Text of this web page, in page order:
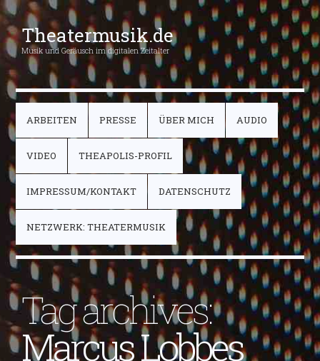
Theatermusik.de
Musik und Geräusch im digitalen Zeitalter
ARBEITEN PRESSE ÜBER MICH AUDIO
VIDEO THEAPOLIS-PROFIL
IMPRESSUM/KONTAKT DATENSCHUTZ
NETZWERK: THEATERMUSIK
Tag archives:
Marcus Lobbes